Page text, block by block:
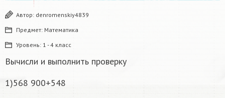
Автор: denromenskiy4839
Предмет: Математика
Уровень: 1 - 4 класс
Вычисли и выполнить проверку
1)568 900+548